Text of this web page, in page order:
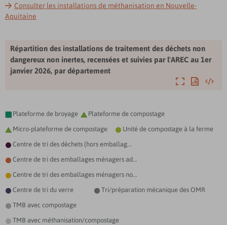
CENTRE DE TRI DE SAINT-GEORGES-LES-BAILLARGEAUX
TRANSFERT DE PRECILHON
ISDND DE CHARRITTE-DE-BAS (MENDIXKA)
CENTRE DE COMPOSTAGE DE SAINT-CHABRAIS
TRANSFERT DE SAINT-DENIS-DE-PILE
CENTRE DE COMPOSTAGE DE CAMPET-LAMOLERE
Consulter les installations de méthanisation en Nouvelle-
Aquitaine
Répartition des installations de traitement des déchets non
dangereux non inertes, recensées et suivies par l'AREC au 1er
janvier 2026, par département
AgrandirExporter
Plateforme de broyage  Plateforme de compostage
 Micro-plateforme de compostage  Unité de compostage à la ferme
 Centre de tri des déchets (hors emballag...
 Centre de tri des emballages ménagers ad...
 Centre de tri des emballages ménagers no...
 Centre de tri du verre  Tri/préparation mécanique des OMR
 TMB avec compostage
 TMB avec méthanisation/compostage